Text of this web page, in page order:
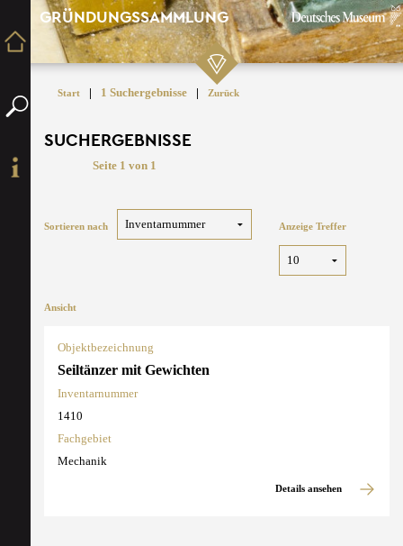
GRÜNDUNGSSAMMLUNG
Start | 1 Suchergebnisse | Zurück
SUCHERGEBNISSE
Seite 1 von 1
Sortieren nach Anzeige Treffer
Ansicht
Objektbezeichnung
Seiltänzer mit Gewichten
Inventarnummer
1410
Fachgebiet
Mechanik
Details ansehen